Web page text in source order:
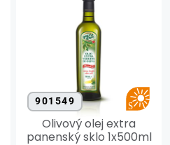
901549
Olivový olej extra
panenský sklo 1x500ml